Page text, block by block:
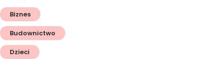
Biznes
Budownictwo
Dzieci